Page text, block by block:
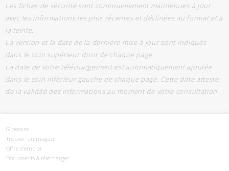
Les fiches de sécurité sont continuellement maintenues à jour
avec les informations les plus récentes et déclinées au format et à
la teinte.
La version et la date de la dernière mise à jour sont indiqués
dans le coin supérieur droit de chaque page.
La date de votre téléchargement est automatiquement ajoutée
dans le coin inférieur gauche de chaque page. Cette date atteste
de la validité des informations au moment de votre consultation.
Glossaire
Trouver un magasin
Offre d’emploi
Documents à télécharger